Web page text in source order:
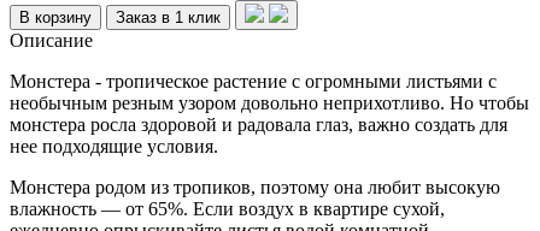
В корзину Заказ в 1 клик
Описание
Монстера - тропическое растение с огромными листьями с
необычным резным узором довольно неприхотливо. Но чтобы
монстера росла здоровой и радовала глаз, важно создать для
нее подходящие условия.
Монстера родом из тропиков, поэтому она любит высокую
влажность — от 65%. Если воздух в квартире сухой,